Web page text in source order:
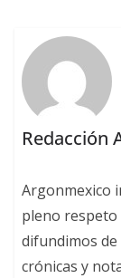
Redacción
Argonmexico
pleno respeto
difundimos
crónicas y